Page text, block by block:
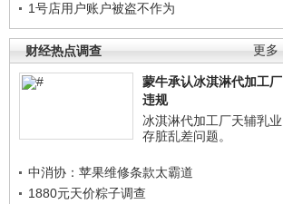
1号店用户账户被盗不作为
更多
财经热点调查
蒙牛承认冰淇淋代加工厂
违规
冰淇淋代加工厂天辅乳业
存脏乱差问题。
中消协：苹果维修条款太霸道
1880元天价粽子调查